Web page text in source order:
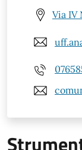
Via IV